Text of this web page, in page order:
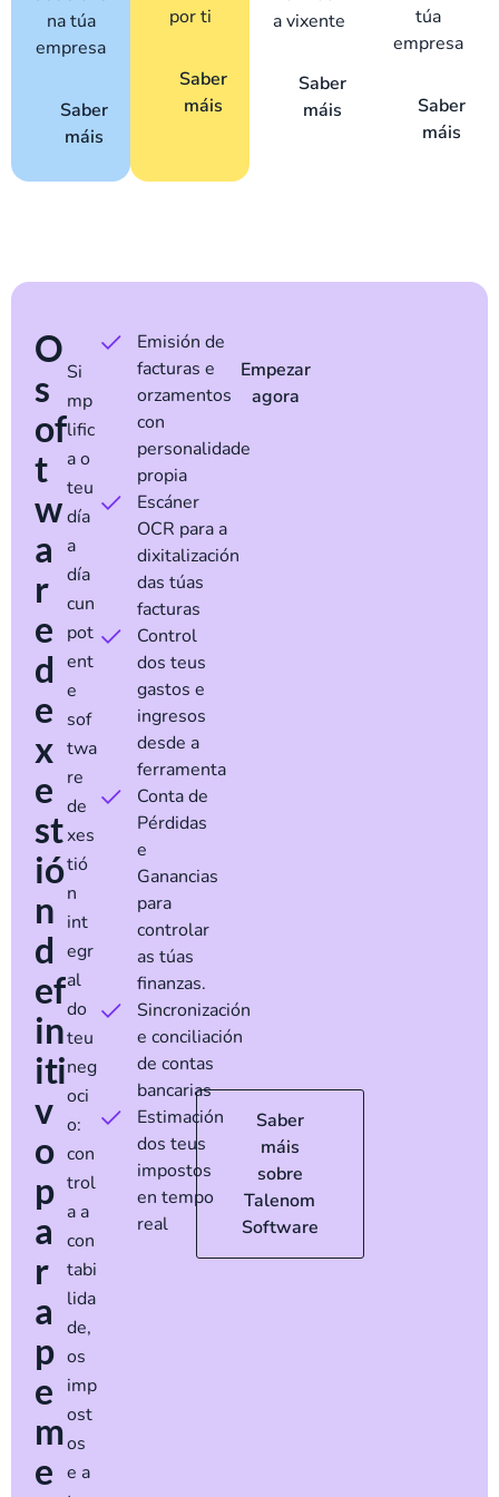
na túa
empresa
Saber
máis
por ti
Saber
máis
a vixente
Saber
máis
túa
empresa
Saber
máis
O
s
of
t
w
a
r
e
d
e
x
e
st
ió
n
d
ef
in
iti
v
o
p
a
r
a
p
e
m
e
Si
mp
lific
a o
teu
día
a
día
cun
pot
ent
e
sof
twa
re
de
xes
tió
n
int
egr
al
do
teu
neg
oci
o:
con
trol
a a
con
tabi
lida
de,
os
imp
ost
os
e a
Emisión de
facturas e
orzamentos
con
personalidade
propia
Escáner
OCR para a
dixitalización
das túas
facturas
Control
dos teus
gastos e
ingresos
desde a
ferramenta
Conta de
Pérdidas
e
Ganancias
para
controlar
as túas
finanzas.
Sincronización
e conciliación
de contas
bancarias
Estimación
dos teus
impostos
en tempo
real
Empezar
agora
Saber
máis
sobre
Talenom
Software